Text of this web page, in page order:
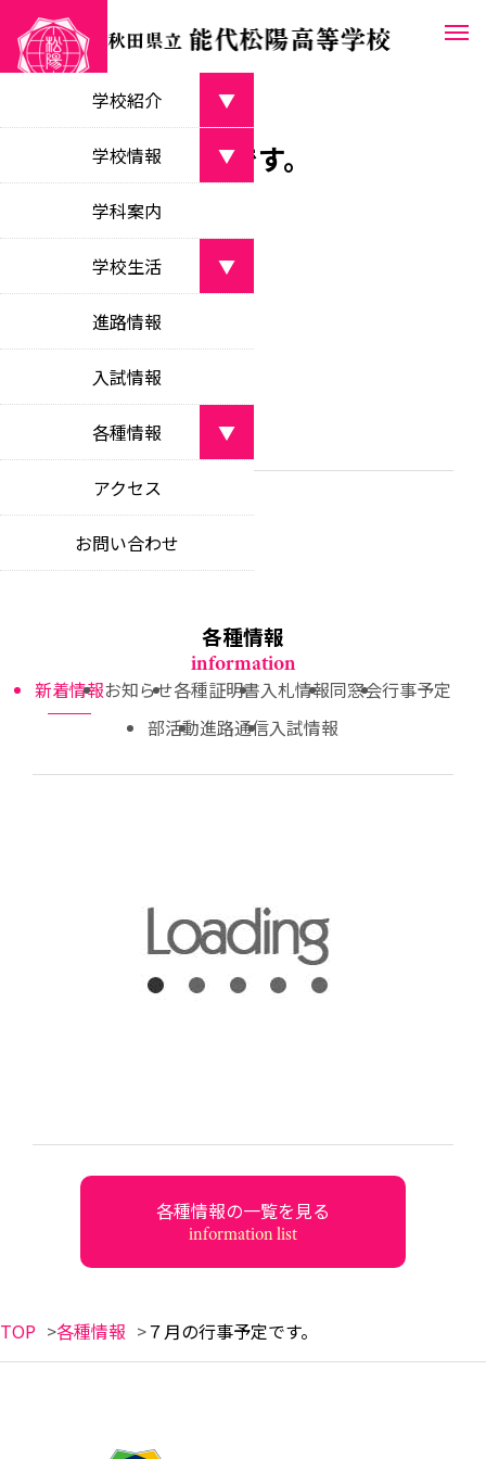
学校紹介
▼
学校長あいさつ
学校目標
objectives
沿革
school history
校名・校章・校歌等
about the school
学校情報
▼
学校案内パンフレット
教育課程
curriculum
校時表
class schedule
学校いじめ防止
bullying prevention
教育理念
educational philosophy
中期ビジョン
学科案内
学校生活
▼
部活動
学校行事
school events
生徒会活動
student council activities
特色ある教育活動
unique educational opportunities
進路情報
入試情報
各種情報
▼
新着情報
お知らせ
notices
certificate applications
入札情報
competitive bidding information
アクセス
お問い合わせ
７月の行事予定です。
行事予定 2026.06.29
ダウンロード
各種情報
information
新着情報お知らせ各種証明書入札情報同窓会行事予定
部活動進路通信入試情報
各種情報の一覧を見る
information list
TOP 各種情報 ７月の行事予定です。